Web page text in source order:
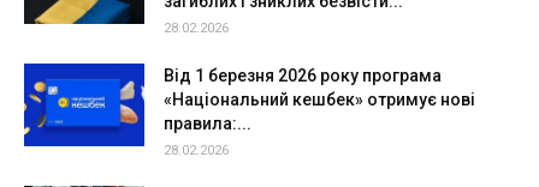
28.02.2026
Від 1 березня 2026 року програма
«Національний кешбек» отримує нові
правила:...
28.02.2026